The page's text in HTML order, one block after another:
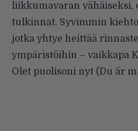
liikkumavaran vähäiseksi,
tulkinnat. Syvimmin
jotka yhtye heittää
ympäristöihin – vaikkapa
Olet puolisoni nyt (Du är